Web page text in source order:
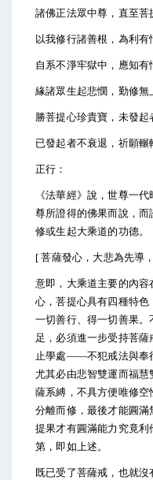
諸佛正法眾中尊，直至菩
以我修行諸善根，為利有
自系不淨牢獄中，應知有
緣諸眾生起悲憫，勤修無
勝菩提心珍貴寶，未發起
已發起者不衰退，祈願輾
正行：
《法華經》說，世尊一
尊所證得的佛果而說，
修或生起大乘道的功德。
[菩薩發心，大悲為先導
意即，大乘道主要的內
心，菩提心具有四種特
一切善行、得一切善果
足，必須進一步受持菩
止學處――不犯戒法與奉
尤其必由悲智雙運而福
薩系縛，不具方便唯修
分離而修，最後才能圓
提果才有圓滿能力究竟
第，即如上述。
既已受了菩薩戒，也就